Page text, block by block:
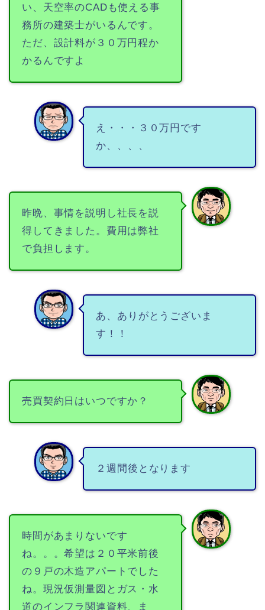
い、天空率のCADも使える事
務所の建築士がいるんです。
ただ、設計料が３０万円程か
かるんですよ
え・・・３０万円です
か、、、、
昨晩、事情を説明し社長を説
得してきました。費用は弊社
で負担します。
あ、ありがとうございま
す！！
売買契約日はいつですか？
２週間後となります
時間があまりないです
ね。。。希望は２０平米前後
の９戸の木造アパートでした
ね。現況仮測量図とガス・水
道のインフラ関連資料、ま